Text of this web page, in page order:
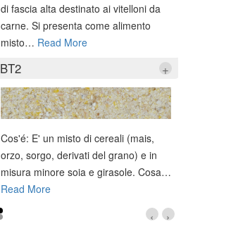
di fascia alta destinato ai vitelloni da
carne. Si presenta come alimento
misto… Read More
BT2 +
Cos'é: E' un misto di cereali (mais,
orzo, sorgo, derivati del grano) e in
misura minore soia e girasole. Cosa…
Read More
›
‹